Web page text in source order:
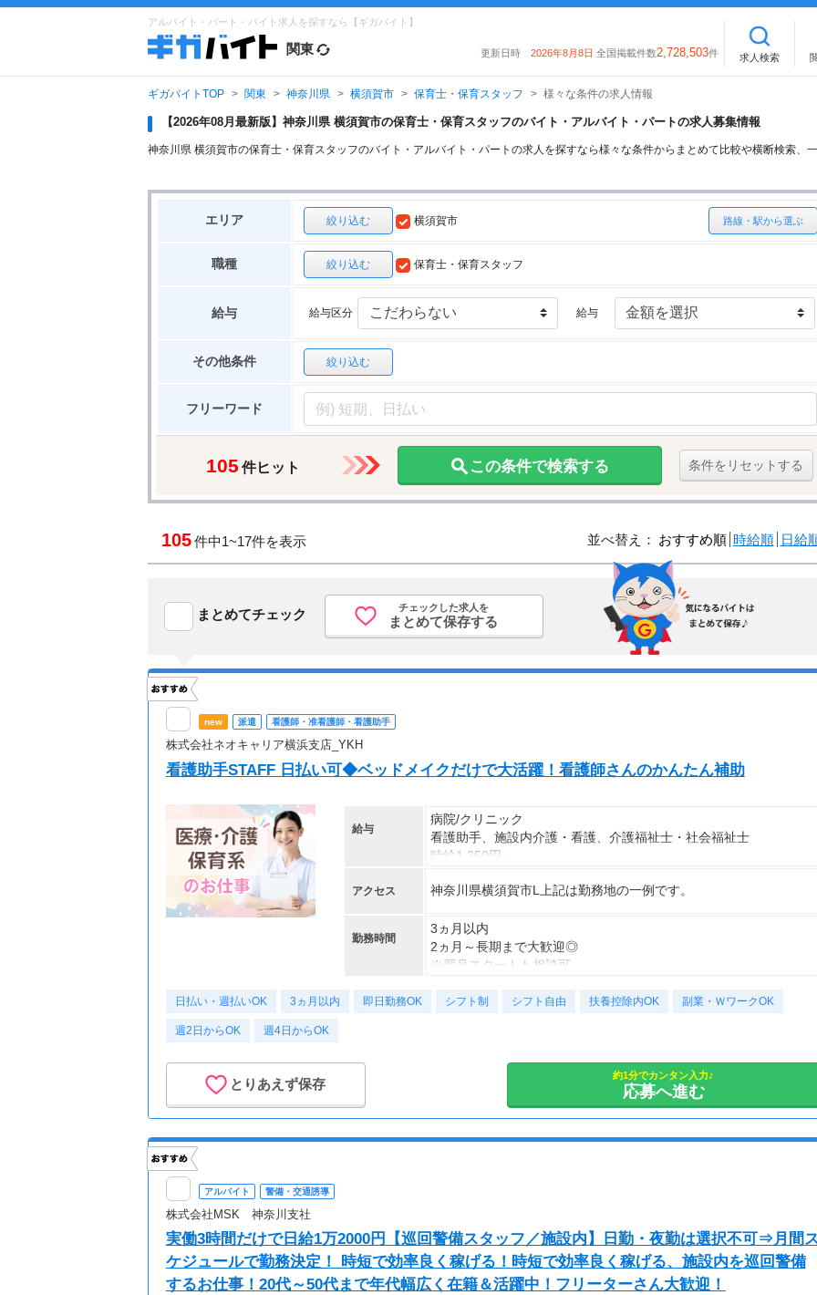
アルバイト・パート・バイト求人を探すなら【ギガバイト】
関東 更新日時 2026年8月8日 全国掲載件数2,728,503件 求人検索
ギガバイトTOP 関東 神奈川県 横須賀市 保育士・保育スタッフ 様々な条件の求人情報
【2026年08月最新版】神奈川県 横須賀市の保育士・保育スタッフのバイト・アルバイト・パートの求人募集情報
神奈川県 横須賀市の保育士・保育スタッフのバイト・アルバイト・パートの求人を探すなら様々な条件からまとめて比較や横断検索、
エリア 絞り込む 路線・駅から選ぶ
横須賀市
職種 絞り込む 保育士・保育スタッフ
給与 給与区分 給与
その他条件 絞り込む
フリーワード
105 件ヒット この条件で検索する 条件をリセットする
105件中1~17件を表示 並べ替え： おすすめ順 時給順 日給
まとめてチェック チェックした求人を
まとめて保存する
new 派遣 看護師・准看護師・看護助手
株式会社ネオキャリア横浜支店_YKH
看護助手STAFF 日払い可◆ベッドメイクだけで大活躍！看護師さんのかんたん補助
給与
病院/クリニック
看護助手、施設内介護・看護、介護福祉士・社会福祉士
時給1,350円～
※お給料は最短で週払いOK！（規定有）
※残業代は別途全額支給
アクセス 神奈川県横須賀市L上記は勤務地の一例です。
勤務時間
3ヵ月以内
2ヵ月～長期まで大歓迎◎
※翌月スタートも相談可
日払い・週払いOK 3ヵ月以内 即日勤務OK シフト制 シフト自由 扶養控除内OK 副業・ＷワークOK
週2日からOK 週4日からOK
とりあえず保存
約1分でカンタン入力♪
応募へ進む
アルバイト 警備・交通誘導
株式会社MSK 神奈川支社
実働3時間だけで日給1万2000円【巡回警備スタッフ／施設内】日勤・夜勤は選択不可⇒月間
ケジュールで勤務決定！ 時短で効率良く稼げる！時短で効率良く稼げる、施設内を巡回警備
するお仕事！20代～50代まで年代幅広く在籍＆活躍中！フリーターさん大歓迎！